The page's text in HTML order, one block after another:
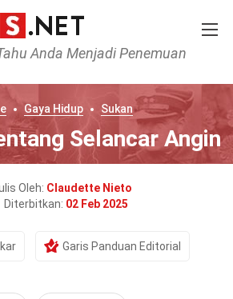
Anda Menjadi Penemuan
Gaya Hidup Sukan
Selancar Angin
Oleh: Claudette Nieto
Diterbitkan: 02 Feb 2025
Garis Panduan Editorial